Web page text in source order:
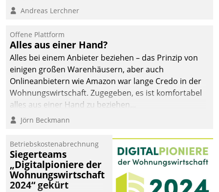
Andreas Lerchner
Offene Plattform
Alles aus einer Hand?
Alles bei einem Anbieter beziehen – das Prinzip von
einigen großen Warenhäusern, aber auch
Onlineanbietern wie Amazon war lange Credo in der
Wohnungswirtschaft. Zugegeben, es ist komfortabel
alles aus einer Hand zu beziehen...
Jörn Beckmann
Betriebskostenabrechnung
Siegerteams
„Digitalpioniere der
Wohnungswirtschaft
2024“ gekürt